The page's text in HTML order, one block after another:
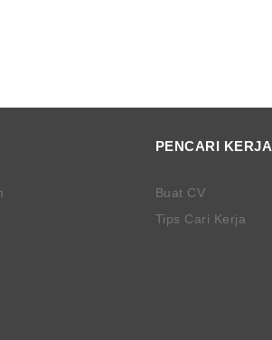
PENCARI KERJA
Buat CV
Tips Cari Kerja